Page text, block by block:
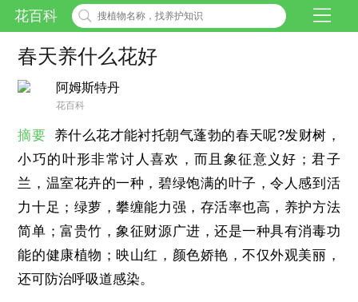
花百科
春天养什么花好
阿姆斯特丹
花百科
摘要
养什么花才能衬托朝气蓬勃的春天呢?发财树，
小巧的叶形非常讨人喜欢，而且象征意义好；君子
兰，温室花卉的一种，碧绿饱满的叶子，令人感到活
力十足；绿萝，攀缠能力强，存活率也高，养护方法
简单；富贵竹，象征财源广进，还是一种具有消毒功
能的健康植物；映山红，颜色娇艳，不仅外观美丽，
还可防治呼吸道感染。